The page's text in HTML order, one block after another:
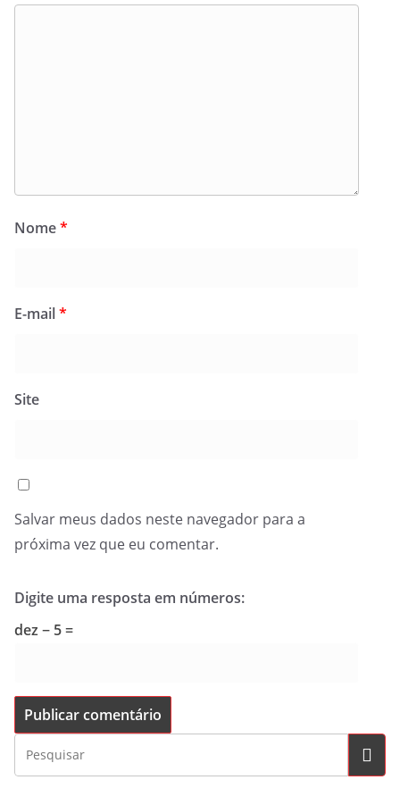
Nome*
E-mail*
Site
Salvar meus dados neste navegador para a
próxima vez que eu comentar.
Digite uma resposta em números:
dez − 5 =